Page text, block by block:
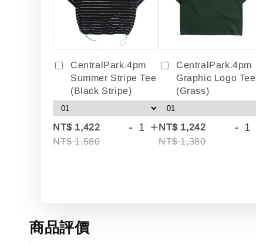
CentralPark.4pm
Summer Stripe Tee
(Black Stripe)
NT$ 1,422
NT$ 1,580
- +
CentralPark.4pm
Graphic Logo Tee
(Grass)
NT$ 1,242
NT$ 1,380
-
商品評價